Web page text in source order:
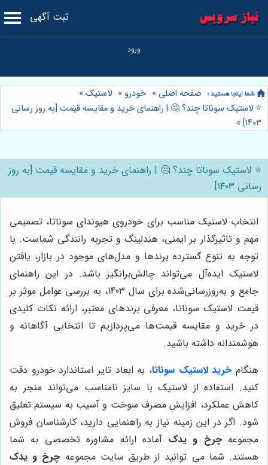
ثبت آگهی
صفحه اصلی » خودرو » لاستیک»
⭐️ لاستیک سوناتا چند؟ 🤔 | راهنمای خرید و مقایسه قیمت‌ [به روز رسانی
۱۴۰۳] »
⭐️ لاستیک سوناتا چند؟ 🤔 | راهنمای خرید و مقایسه قیمت‌ [به روز
رسانی ۱۴۰۳]
انتخاب لاستیک مناسب برای خودروی هیوندای سوناتا، تصمیمی
مهم و تاثیرگذار بر ایمنی، هندلینگ و تجربه رانندگی شماست. با
توجه به تنوع گسترده برندها و مدل‌های موجود در بازار، یافتن
لاستیک ایده‌آل می‌تواند چالش‌برانگیز باشد. در این راهنمای
جامع و به‌روزرسانی‌شده برای سال 1403، به بررسی عوامل موثر بر
قیمت لاستیک سوناتا، معرفی برندهای معتبر، ارائه نکات کلیدی
در خرید و مقایسه قیمت‌ها می‌پردازیم تا انتخابی آگاهانه و
هوشمندانه داشته باشید.
هنگام خرید لاستیک سوناتا، به ابعاد تایر استاندارد خودرو دقت
کنید. استفاده از لاستیک با سایز نامناسب می‌تواند منجر به
کاهش عملکرد، افزایش مصرف سوخت و آسیب به سیستم تعلیق
شود. اگر در این زمینه نیاز به راهنمایی دارید، کارشناسان فروش
مجموعهچرخ و یدک آماده ارائه مشاوره تخصصی به شما
هستند. شما می توانید از طریق سایت مجموعه چرخ و یدک